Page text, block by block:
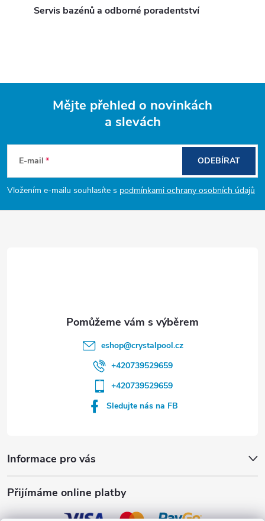
Servis bazénů a odborné poradentství
p
a
Mějte přehled o novinkách
a slevách
E-mail
Vložením e-mailu souhlasíte s podmínkami ochrany osobních údajů
ODEBÍRAT
Informace pro vás
Přijímáme online platby
eshop@crystalpool.cz
+420739529659
+420739529659
Sledujte nás na FB